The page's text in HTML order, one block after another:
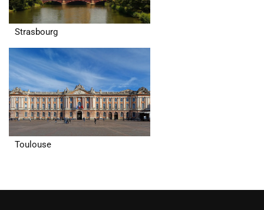
Strasbourg
Toulouse